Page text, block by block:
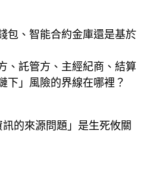
包、智能合約金庫還是基於
、託管方、主經紀商、結算
下」風險的界線在哪裡？
的來源問題」是生死攸關